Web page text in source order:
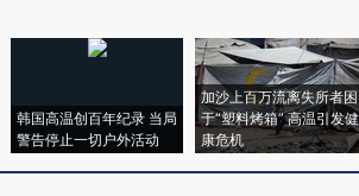
韩国高温创百年纪录 当局
警告停止一切户外活动
加沙上百万流离失所者困
于“塑料烤箱” 高温引发健
康危机